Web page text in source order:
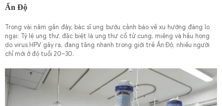
Ấn Độ
Trong vài năm gần đây, bác sĩ ung bướu cảnh báo về xu hướng đáng lo
ngại: Tỷ lệ ung thư, đặc biệt là ung thư cổ tử cung, miệng và hầu họng
do virus HPV gây ra, đang tăng nhanh trong giới trẻ Ấn Độ, nhiều người
chỉ mới ở độ tuổi 20–30.